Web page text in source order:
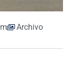
Archivo